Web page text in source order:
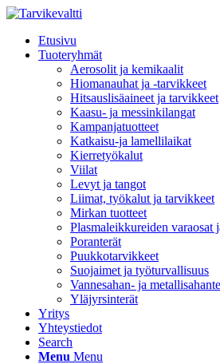
Etusivu
Tuoteryhmät
Aerosolit ja kemikaalit
Hiomanauhat ja -tarvikkeet
Hitsauslisäaineet ja tarvikkeet
Kaasu- ja messinkilangat
Kampanjatuotteet
Katkaisu-ja lamellilaikat
Kierretyökalut
Viilat
Levyt ja tangot
Liimat, työkalut ja tarvikkeet
Mirkan tuotteet
Plasmaleikkureiden varaosat
Poranterät
Puukkotarvikkeet
Suojaimet ja työturvallisuus
Vannesahan- ja
Yläjyrsinterät
Yritys
Yhteystiedot
Search
Menu Menu